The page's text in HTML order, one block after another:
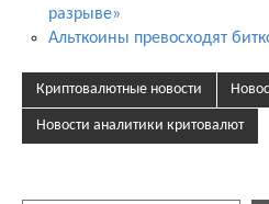
разрыве»
Альткоины превосходят
Криптовалютные новости
Новости аналитики критовалют